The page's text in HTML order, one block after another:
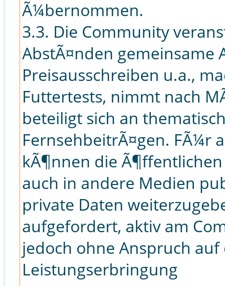
Ã¼bernommen.
3.3. Die Community
AbstÃ¤nden gemeinsame
Preisausschreiben u.a.,
Futtertests, nimmt nach
beteiligt sich an
FernsehbeitrÃ¤gen. FÃ¼r
kÃ¶nnen die
auch in andere Medien
private Daten
aufgefordert, aktiv am
jedoch ohne Anspruch
Leistungserbringung